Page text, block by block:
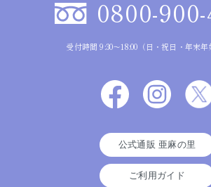
0800-900-
受付時間 9:30～18:00（日・祝日・年末年
公式通販 亜麻の里
ご利用ガイド